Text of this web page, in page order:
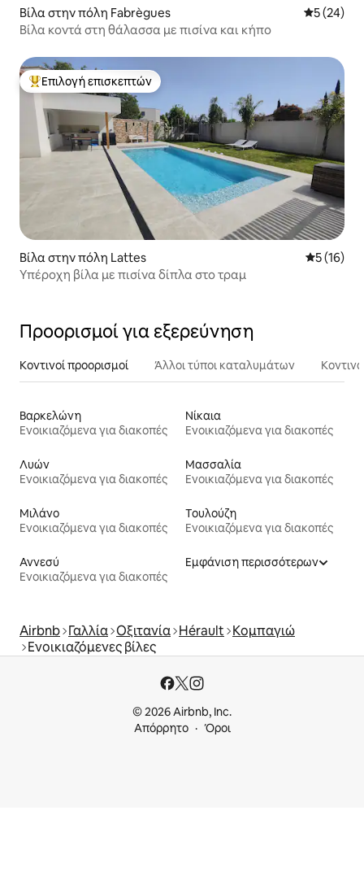
Βίλα στην πόλη Fabrègues Μέση
5 (24)
Βίλα κοντά στη θάλασσα με πισίνα και κήπο
Κορυφαία επιλογή επισκεπτών
Επιλογή επισκεπτών
Βίλα στην πόλη Lattes Μέση
5 (16)
Υπέροχη βίλα με πισίνα δίπλα στο τραμ
Προορισμοί για εξερεύνηση
Κοντινοί προορισμοί Άλλοι τύποι καταλυμάτων
Βαρκελώνη
Ενοικιαζόμενα για διακοπές
Νίκαια
Ενοικιαζόμενα για διακοπές
Λυών
Ενοικιαζόμενα για διακοπές
Μασσαλία
Ενοικιαζόμενα για διακοπές
Μιλάνο
Ενοικιαζόμενα για διακοπές
Τουλούζη
Ενοικιαζόμενα για διακοπές
Αννεσύ
Ενοικιαζόμενα για διακοπές
Εμφάνιση περισσότερων
Airbnb Γαλλία Οξιτανία Hérault Κομπαγιώ
Ενοικιαζόμενες βίλες
© 2026 Airbnb, Inc.
Απόρρητο
Όροι